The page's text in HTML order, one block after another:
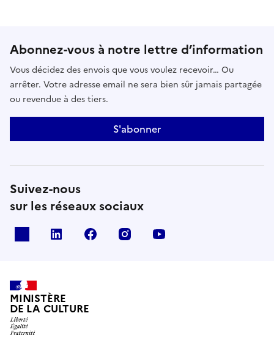
Abonnez-vous à notre lettre d’information
Vous décidez des envois que vous voulez recevoir… Ou
arrêter. Votre adresse email ne sera bien sûr jamais partagée
ou revendue à des tiers.
S'abonner
Suivez-nous
sur les réseaux sociaux
linkedin facebook instagram
MINISTÈRE
DE LA CULTURE